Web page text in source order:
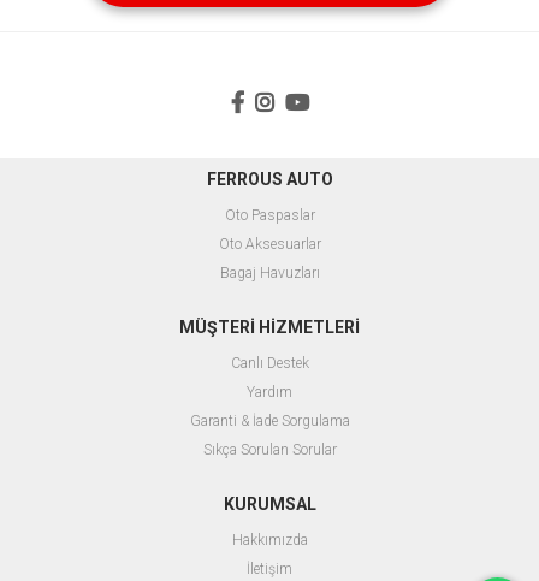
FERROUS AUTO
Oto Paspaslar
Oto Aksesuarlar
Bagaj Havuzları
MÜŞTERİ HİZMETLERİ
Canlı Destek
Yardım
Garanti & İade Sorgulama
Sıkça Sorulan Sorular
KURUMSAL
Hakkımızda
İletişim